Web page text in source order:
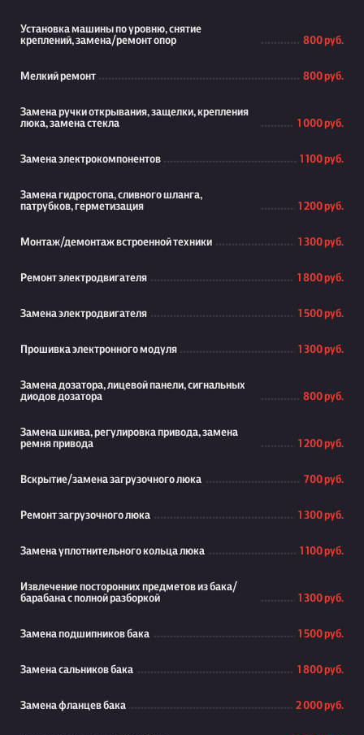
Установка машины по уровню, снятие
креплений, замена/ремонт опор
800 руб.
Мелкий ремонт 800 руб.
Замена ручки открывания, защелки, крепления
люка, замена стекла
1 000 руб.
Замена электрокомпонентов 1 100 руб.
Замена гидростопа, сливного шланга,
патрубков, герметизация
1 200 руб.
Монтаж/демонтаж встроенной техники 1 300 руб.
Ремонт электродвигателя 1 800 руб.
Замена электродвигателя 1 500 руб.
Прошивка электронного модуля 1 300 руб.
Замена дозатора, лицевой панели, сигнальных
диодов дозатора
800 руб.
Замена шкива, регулировка привода, замена
ремня привода
1 200 руб.
Вскрытие/замена загрузочного люка 700 руб.
Ремонт загрузочного люка 1 300 руб.
Замена уплотнительного кольца люка 1 100 руб.
Извлечение посторонних предметов из бака/
барабана с полной разборкой
1 300 руб.
Замена подшипников бака 1 500 руб.
Замена сальников бака 1 800 руб.
Замена фланцев бака 2 000 руб.